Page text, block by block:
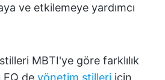
ve etkilemeye yardımcı
MBTI'ye göre farklılık
de yönetim stilleri için